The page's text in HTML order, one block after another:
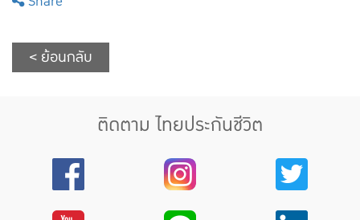
< ย้อนกลับ
ติดตาม ไทยประกันชีวิต